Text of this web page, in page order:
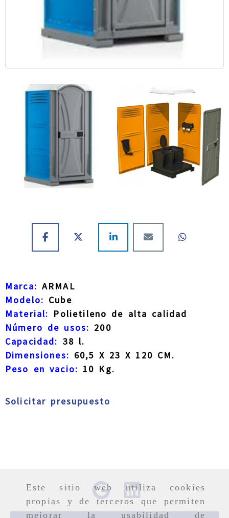
Este sitio web utiliza cookies
propias y de terceros que permiten
mejorar la usabilidad de
Marca: ARMAL
Modelo: Cube
Material: Polietileno de alta calidad
Número de usos: 200
Capacidad: 38 l.
Dimensiones: 60,5 X 23 X 120 CM.
Peso en vacio: 10 Kg.
Solicitar presupuesto